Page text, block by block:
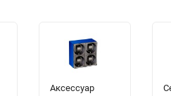
Аксессуар